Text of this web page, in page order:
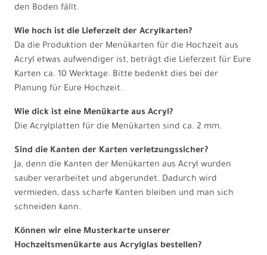
den Boden fällt.
Wie hoch ist die Lieferzeit der Acrylkarten?
Da die Produktion der Menükarten für die Hochzeit aus
Acryl etwas aufwendiger ist, beträgt die Lieferzeit für Eure
Karten ca. 10 Werktage. Bitte bedenkt dies bei der
Planung für Eure Hochzeit.
Wie dick ist eine Menükarte aus Acryl?
Die Acrylplatten für die Menükarten sind ca. 2 mm.
Sind die Kanten der Karten verletzungssicher?
Ja, denn die Kanten der Menükarten aus Acryl wurden
sauber verarbeitet und abgerundet. Dadurch wird
vermieden, dass scharfe Kanten bleiben und man sich
schneiden kann.
Können wir eine Musterkarte unserer
Hochzeitsmenükarte aus Acrylglas bestellen?